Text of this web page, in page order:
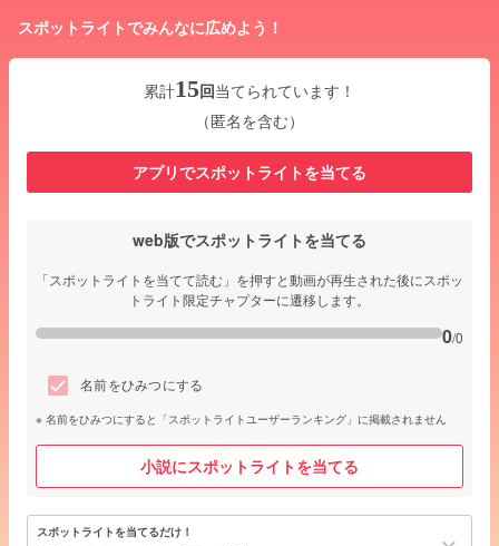
スポットライトでみんなに広めよう！
累計15回当てられています！
（匿名を含む）
アプリでスポットライトを当てる
web版でスポットライトを当てる
「スポットライトを当てて読む」を押すと動画が再生された後にスポッ
トライト限定チャプターに遷移します。
0/0
名前をひみつにする
名前をひみつにすると「スポットライトユーザーランキング」に掲載されません
小説にスポットライトを当てる
スポットライトを当てるだけ！